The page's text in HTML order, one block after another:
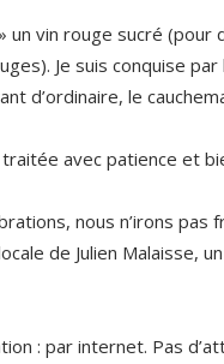
un vin rouge sucré (pour
Je suis conquise par
d’ordinaire, le
avec patience et
nous n’irons pas
de Julien Malaisse,
: par internet. Pas